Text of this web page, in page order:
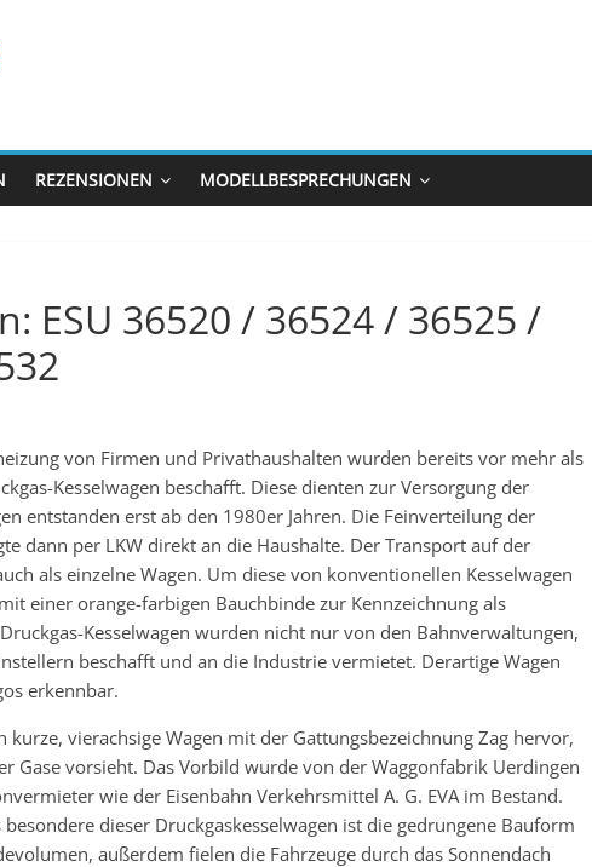
REZENSIONEN MODELLBESPRECHUNGEN
ESU 36520 / 36524 / 36525 /
von Firmen und Privathaushalten wurden bereits vor mehr als
Kesselwagen beschafft. Diese dienten zur Versorgung der
entstanden erst ab den 1980er Jahren. Die Feinverteilung der
dann per LKW direkt an die Haushalte. Der Transport auf der
als einzelne Wagen. Um diese von konventionellen Kesselwagen
einer orange-farbigen Bauchbinde zur Kennzeichnung als
Kesselwagen wurden nicht nur von den Bahnverwaltungen,
beschafft und an die Industrie vermietet. Derartige Wagen
erkennbar.
vierachsige Wagen mit der Gattungsbezeichnung Zag hervor,
Gase vorsieht. Das Vorbild wurde von der Waggonfabrik Uerdingen
wie der Eisenbahn Verkehrsmittel A. G. EVA im Bestand.
dieser Druckgaskesselwagen ist die gedrungene Bauform
außerdem fielen die Fahrzeuge durch das Sonnendach